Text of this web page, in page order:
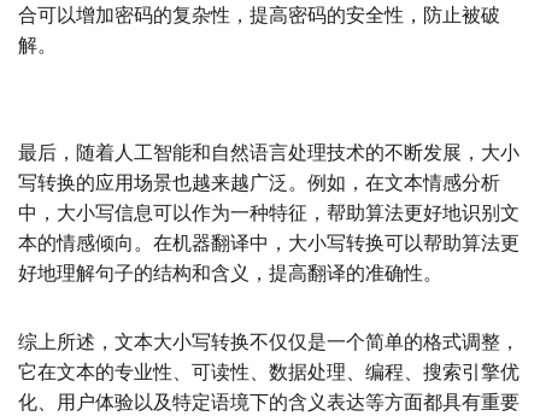
合可以增加密码的复杂性，提高密码的安全性，防止被破
解。
最后，随着人工智能和自然语言处理技术的不断发展，大小
写转换的应用场景也越来越广泛。例如，在文本情感分析
中，大小写信息可以作为一种特征，帮助算法更好地识别文
本的情感倾向。在机器翻译中，大小写转换可以帮助算法更
好地理解句子的结构和含义，提高翻译的准确性。
综上所述，文本大小写转换不仅仅是一个简单的格式调整，
它在文本的专业性、可读性、数据处理、编程、搜索引擎优
化、用户体验以及特定语境下的含义表达等方面都具有重要